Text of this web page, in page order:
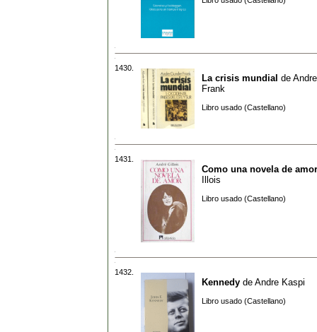
1430.
La crisis mundial de
Frank
Libro usado (Castellano)
1431.
Como una novela de amor
Illois
Libro usado (Castellano)
1432.
Kennedy de Andre Kaspi
Libro usado (Castellano)